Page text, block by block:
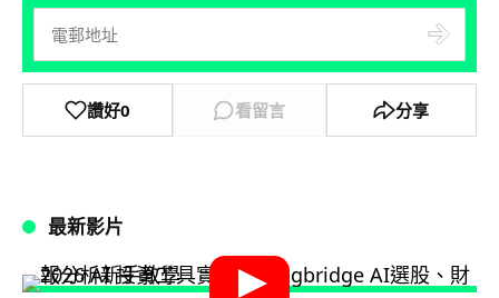
讚好0 看留言 分享
最新影片